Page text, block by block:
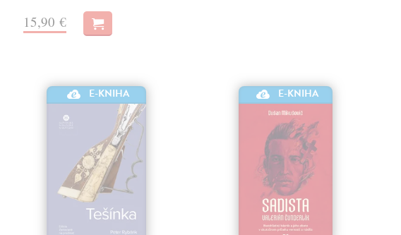
15,90 €
E-KNIHA E-KNIHA